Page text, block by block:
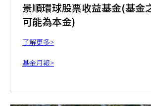
景順環球股票收益基金(基金
可能為本金)
了解更多>
基金月報>